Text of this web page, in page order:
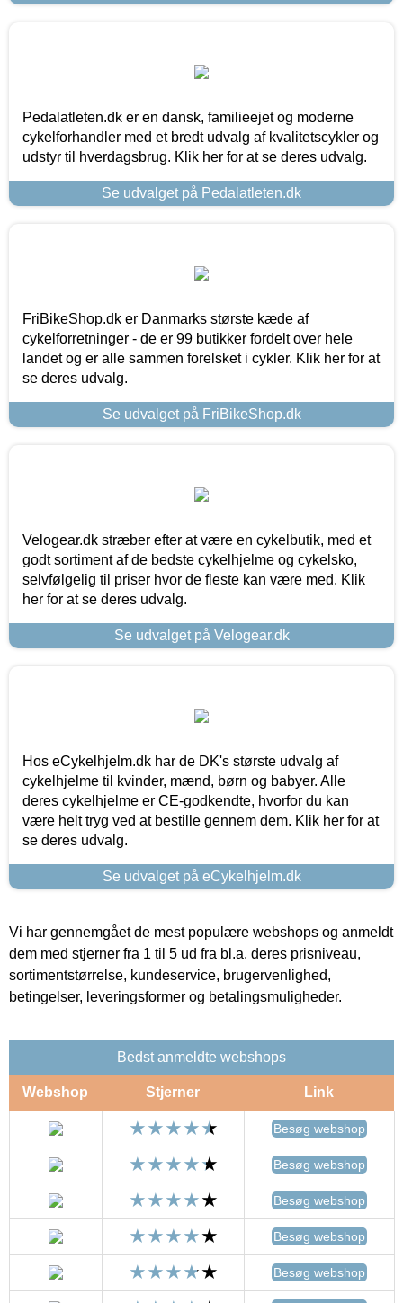
Pedalatleten.dk er en dansk, familieejet og moderne
cykelforhandler med et bredt udvalg af kvalitetscykler og
udstyr til hverdagsbrug. Klik her for at se deres udvalg.
Se udvalget på Pedalatleten.dk
FriBikeShop.dk er Danmarks største kæde af
cykelforretninger - de er 99 butikker fordelt over hele
landet og er alle sammen forelsket i cykler. Klik her for at
se deres udvalg.
Se udvalget på FriBikeShop.dk
Velogear.dk stræber efter at være en cykelbutik, med et
godt sortiment af de bedste cykelhjelme og cykelsko,
selvfølgelig til priser hvor de fleste kan være med. Klik
her for at se deres udvalg.
Se udvalget på Velogear.dk
Hos eCykelhjelm.dk har de DK's største udvalg af
cykelhjelme til kvinder, mænd, børn og babyer. Alle
deres cykelhjelme er CE-godkendte, hvorfor du kan
være helt tryg ved at bestille gennem dem. Klik her for at
se deres udvalg.
Se udvalget på eCykelhjelm.dk
Vi har gennemgået de mest populære webshops og anmeldt
dem med stjerner fra 1 til 5 ud fra bl.a. deres prisniveau,
sortimentstørrelse, kundeservice, brugervenlighed,
betingelser, leveringsformer og betalingsmuligheder.
Bedst anmeldte webshops
Webshop Stjerner Link
Besøg webshop
Besøg webshop
Besøg webshop
Besøg webshop
Besøg webshop